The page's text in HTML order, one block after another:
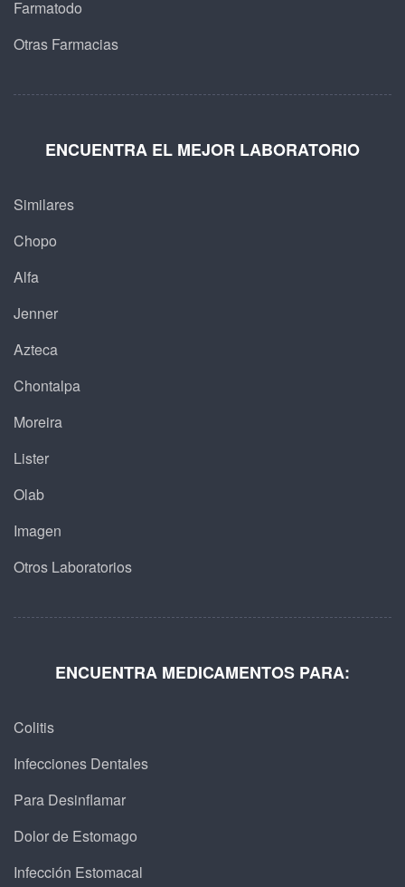
Farmatodo
Otras Farmacias
ENCUENTRA EL MEJOR LABORATORIO
Similares
Chopo
Alfa
Jenner
Azteca
Chontalpa
Moreira
Lister
Olab
Imagen
Otros Laboratorios
ENCUENTRA MEDICAMENTOS PARA:
Colitis
Infecciones Dentales
Para Desinflamar
Dolor de Estomago
Infección Estomacal